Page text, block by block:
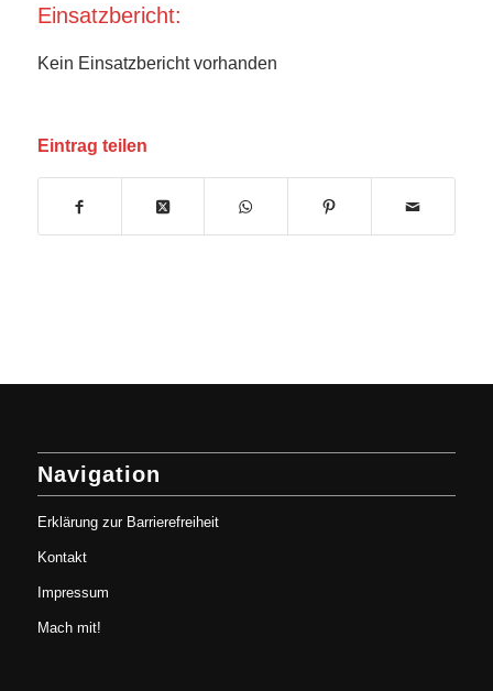
Einsatzbericht:
Kein Einsatzbericht vorhanden
Eintrag teilen
Navigation
Erklärung zur Barrierefreiheit
Kontakt
Impressum
Mach mit!